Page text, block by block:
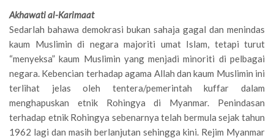
Akhawati al-Karimaat
Sedarlah bahawa demokrasi bukan sahaja gagal dan menindas
kaum Muslimin di negara majoriti umat Islam, tetapi turut
“menyeksa” kaum Muslimin yang menjadi minoriti di pelbagai
negara. Kebencian terhadap agama Allah dan kaum Muslimin ini
terlihat jelas oleh tentera/pemerintah kuffar dalam
menghapuskan etnik Rohingya di Myanmar. Penindasan
terhadap etnik Rohingya sebenarnya telah bermula sejak tahun
1962 lagi dan masih berlanjutan sehingga kini. Rejim Myanmar